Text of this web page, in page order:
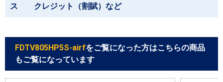
ス クレジット（割賦）など
FDTV805HP5S-airfをご覧になった方はこちらの商品
もご覧になっています